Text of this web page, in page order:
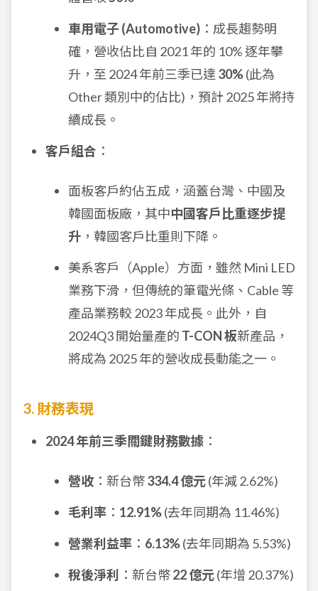
車用電子 (Automotive) ：成長趨勢明
確，營收佔比自 2021 年的 10% 逐年攀
升，至 2024 年前三季已達 30%(此為
Other 類別中的佔比)，預計 2025 年將持
續成長。
客戶組合 ：
面板客戶約佔五成，涵蓋台灣、中國及
韓國面板廠，其中中國客戶比重逐步提
升 ，韓國客戶比重則下降。
美系客戶（Apple）方面，雖然 Mini LED
業務下滑，但傳統的筆電光條、Cable 等
產品業務較 2023 年成長。此外，自
2024Q3 開始量產的 T-CON 板新產品，
將成為 2025 年的營收成長動能之一。
3. 財務表現
2024 年前三季關鍵財務數據 ：
營收 ：新台幣334.4 億元(年減 2.62%)
毛利率 ： 12.91%(去年同期為 11.46%)
營業利益率 ： 6.13%(去年同期為 5.53%)
稅後淨利
：新台幣22 億元(年增 20.37%)